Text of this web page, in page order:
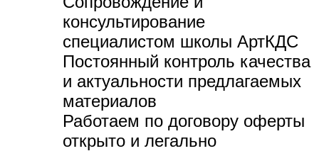
консультирование
специалистом школы АртКДС
Постоянный контроль качества
и актуальности предлагаемых
материалов
Работаем по договору оферты
открыто и легально